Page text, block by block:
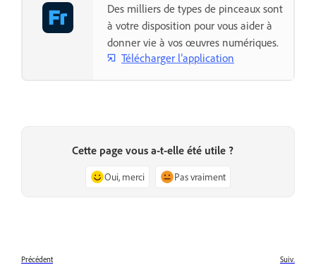
Des milliers de types de pinceaux sont
à votre disposition pour vous aider à
donner vie à vos œuvres numériques.
Télécharger l’application
Cette page vous a-t-elle été utile ?
Oui, merci Pas vraiment
Précédent Suiv.